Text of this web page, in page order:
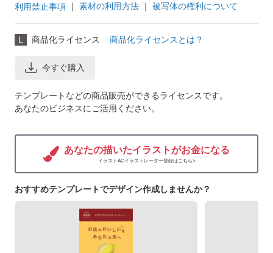
利用禁止事項 ｜ 素材の利用方法 ｜ 被写体の権利について
L 商品化ライセンス 商品化ライセンスとは？
今すぐ購入
テンプレートなどの商品販売ができるライセンスです。
あなたのビジネスにご活用ください。
あなたの描いたイラストがお金になる
イラストACイラストレーター登録はこちら>
おすすめテンプレートでデザイン作成しませんか？